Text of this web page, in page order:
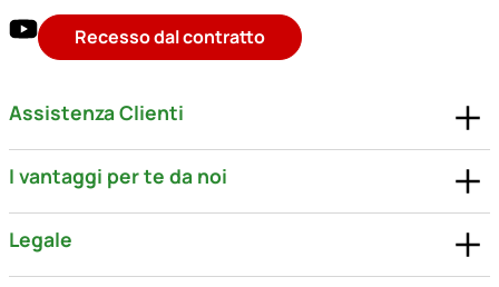
Recesso dal contratto
Assistenza Clienti
I vantaggi per te da noi
Legale